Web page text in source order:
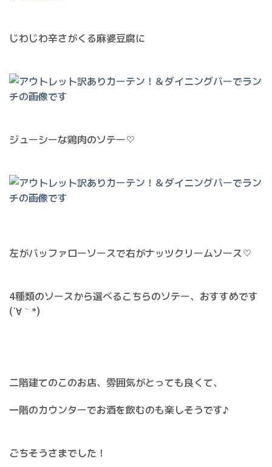
じわじわ辛さがくる麻婆豆腐に
ジューシーな鶏肉のソテー♡
左がバッファローソースで右がナッツクリームソース♡
4種類のソースから選べるこちらのソテー、おすすめです
(´∀｀*)
二階建てのこのお店、雰囲気がとっても良くて、
一階のカウンターでお酒を飲むのも楽しそうです♪
ごちそうさまでした！